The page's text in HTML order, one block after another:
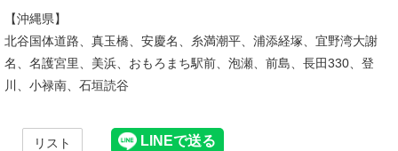
【沖縄県】
北谷国体道路、真玉橋、安慶名、糸満潮平、浦添経塚、宜野湾大謝
名、名護宮里、美浜、おもろまち駅前、泡瀬、前島、長田330、登
川、小禄南、石垣読谷
リスト